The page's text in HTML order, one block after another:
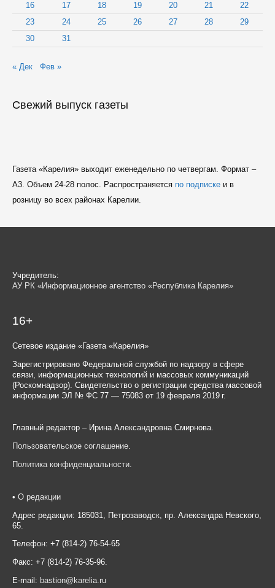
16
17 18 19 20 21
22
23
24 25 26 27 28
29
30
31
« Дек Фев »
Свежий выпуск газеты
Газета «Карелия» выходит еженедельно по четвергам. Формат –
A3. Объем 24-28 полос. Распространяется по подпискеи в
розницу во всех районах Карелии.
Учредитель:
АУ РК «Информационное агентство «Республика Карелия»
16+
Сетевое издание «Газета «Карелия»
Зарегистрировано Федеральной службой по надзору в сфере
связи, информационных технологий и массовых коммуникаций
(Роскомнадзор). Свидетельство о регистрации средства массовой
информации ЭЛ № ФС 77 — 75083 от 19 февраля 2019 г.
Главный редактор – Ирина Александровна Смирнова.
Пользовательское соглашение.
Политика конфиденциальности
• О редакции
Адрес редакции: 185031, Петрозаводск, пр. Александра Невского,
65.
Телефон: +7 (814-2) 76-54-65
Факс: +7 (814-2) 76-35-96.
E-mail: bastion@karelia.ru